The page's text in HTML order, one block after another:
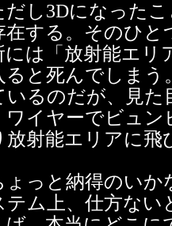
し3Dになったこ
在する。そのひ
には「放射能エリ
ると死んでしまう
いるのだが、見
ワイヤーでビュ
放射能エリアに
っと納得のいか
テム上、仕方ない